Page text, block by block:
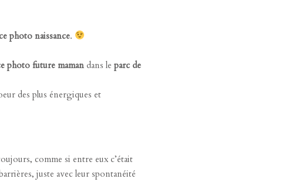
photo naissance.
photo future maman dans leparc de
des plus énergiques et
comme si entre eux c’était
juste avec leur spontanéité